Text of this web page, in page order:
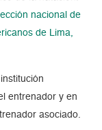
nacional de
de Lima,
entrenador y en
asociado.